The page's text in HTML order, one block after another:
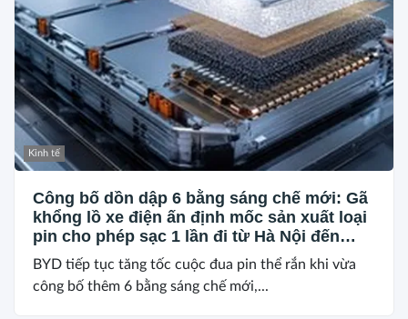
Kinh tế
Công bố dồn dập 6 bằng sáng chế mới: Gã
khổng lồ xe điện ấn định mốc sản xuất loại
pin cho phép sạc 1 lần đi từ Hà Nội đến
TP.HCM
BYD tiếp tục tăng tốc cuộc đua pin thể rắn khi vừa
công bố thêm 6 bằng sáng chế mới,...